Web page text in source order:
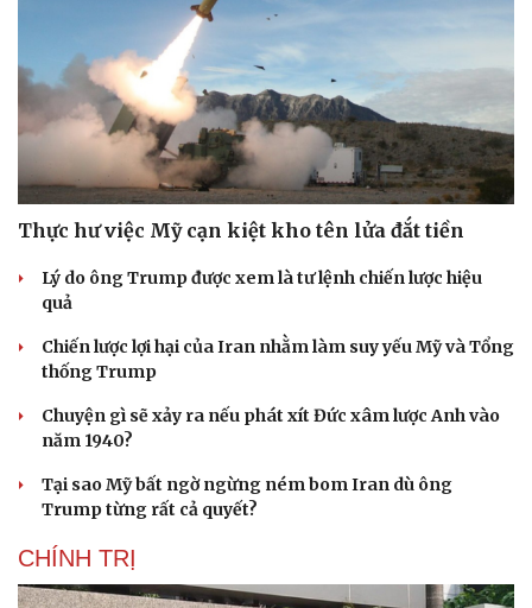
Thực hư việc Mỹ cạn kiệt kho tên lửa đắt tiền
Lý do ông Trump được xem là tư lệnh chiến lược hiệu
quả
Chiến lược lợi hại của Iran nhằm làm suy yếu Mỹ và Tổng
thống Trump
Chuyện gì sẽ xảy ra nếu phát xít Đức xâm lược Anh vào
năm 1940?
Tại sao Mỹ bất ngờ ngừng ném bom Iran dù ông
Trump từng rất cả quyết?
CHÍNH TRỊ